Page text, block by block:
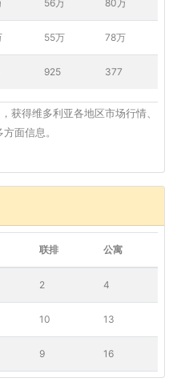
56万 80万
55万 78万
925 377
获得维多利亚各地区市场行情、
面信息。
联排 公寓
2 4
10 13
9 16